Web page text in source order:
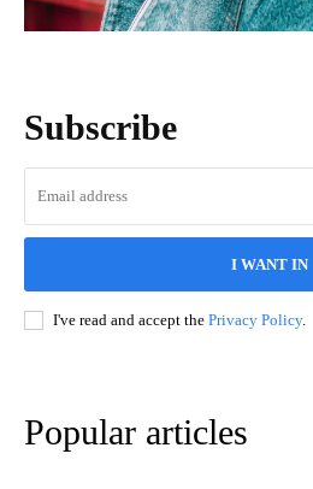
Subscribe
I WANT IN
I've read and accept the Privacy Policy.
Popular articles